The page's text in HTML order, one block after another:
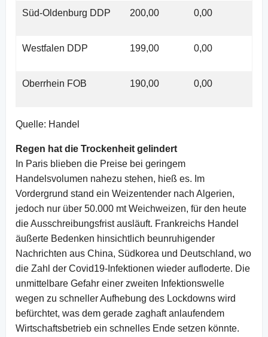
Süd-Oldenburg DDP 200,00 0,00
Westfalen DDP 199,00 0,00
Oberrhein FOB 190,00 0,00
Quelle: Handel
Regen hat die Trockenheit gelindert
In Paris blieben die Preise bei geringem
Handelsvolumen nahezu stehen, hieß es. Im
Vordergrund stand ein Weizentender nach Algerien,
jedoch nur über 50.000 mt Weichweizen, für den heute
die Ausschreibungsfrist ausläuft. Frankreichs Handel
äußerte Bedenken hinsichtlich beunruhigender
Nachrichten aus China, Südkorea und Deutschland, wo
die Zahl der Covid19-Infektionen wieder aufloderte. Die
unmittelbare Gefahr einer zweiten Infektionswelle
wegen zu schneller Aufhebung des Lockdowns wird
befürchtet, was dem gerade zaghaft anlaufendem
Wirtschaftsbetrieb ein schnelles Ende setzen könnte.